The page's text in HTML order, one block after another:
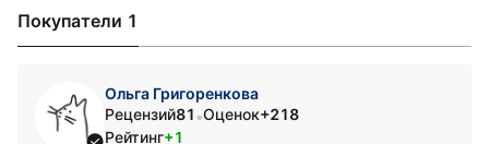
Покупатели 1
Ольга Григоренкова
Рецензий81 •Оценок+218
Рейтинг+1